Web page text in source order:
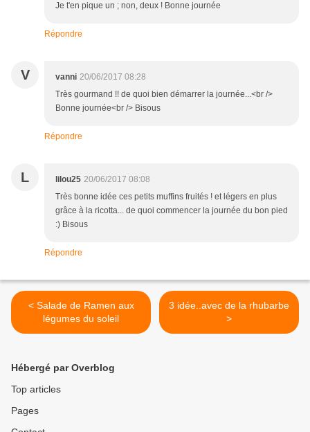
Je t'en pique un ; non, deux ! Bonne journée
Répondre
V vanni 20/06/2017 08:28
Très gourmand !! de quoi bien démarrer la journée...<br />
Bonne journée<br /> Bisous
Répondre
L lilou25 20/06/2017 08:08
Très bonne idée ces petits muffins fruités ! et légers en plus
grâce à la ricotta... de quoi commencer la journée du bon pied
:) Bisous
Répondre
< Salade de Ramen aux
légumes du soleil
3 idée..avec de la rhubarbe
>
Hébergé par Overblog
Top articles
Pages